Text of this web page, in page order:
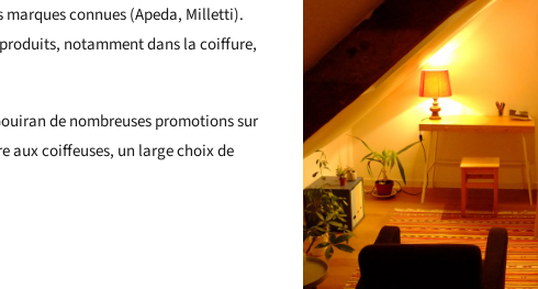
connues (Apeda, Milletti).
notamment dans la coiffure,
de nombreuses promotions sur
aux coiffeuses, un large choix de